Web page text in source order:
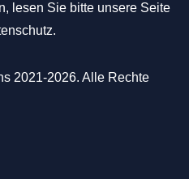
lesen Sie bitte unsere Seite
.
2021-2026. Alle Rechte